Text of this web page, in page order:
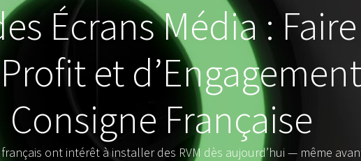
Écrans Média :
et
Consigne Française
ont intérêt à installer des RVM dès aujourd’hui — même